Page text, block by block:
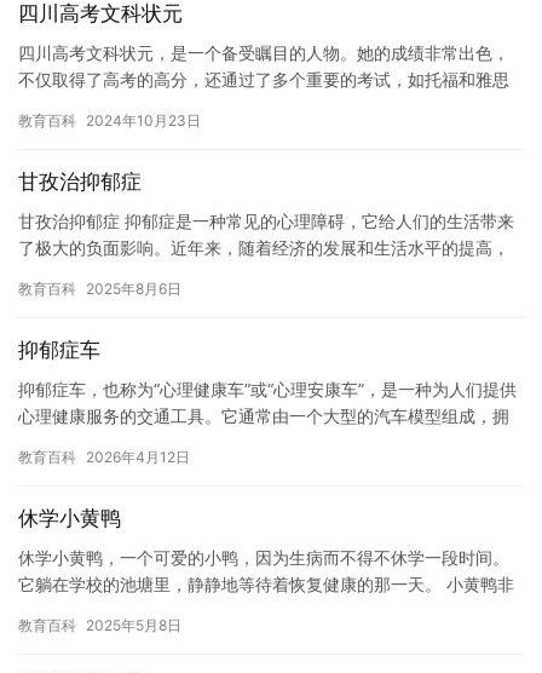
四川高考文科状元
四川高考文科状元，是一个备受瞩目的人物。她的成绩非常出色，
不仅取得了高考的高分，还通过了多个重要的考试，如托福和雅思
名字…
教育百科 2024年10月23日
甘孜治抑郁症
甘孜治抑郁症 抑郁症是一种常见的心理障碍，它给人们的生活带来
了极大的负面影响。近年来，随着经济的发展和生活水平的提高，
和心…
教育百科 2025年8月6日
抑郁症车
抑郁症车，也称为“心理健康车”或“心理安康车”，是一种为人们提供
心理健康服务的交通工具。它通常由一个大型的汽车模型组成，拥
教育百科 2026年4月12日
休学小黄鸭
休学小黄鸭，一个可爱的小鸭，因为生病而不得不休学一段时间。
它躺在学校的池塘里，静静地等待着恢复健康的那一天。 小黄鸭非
想象…
教育百科 2025年5月8日